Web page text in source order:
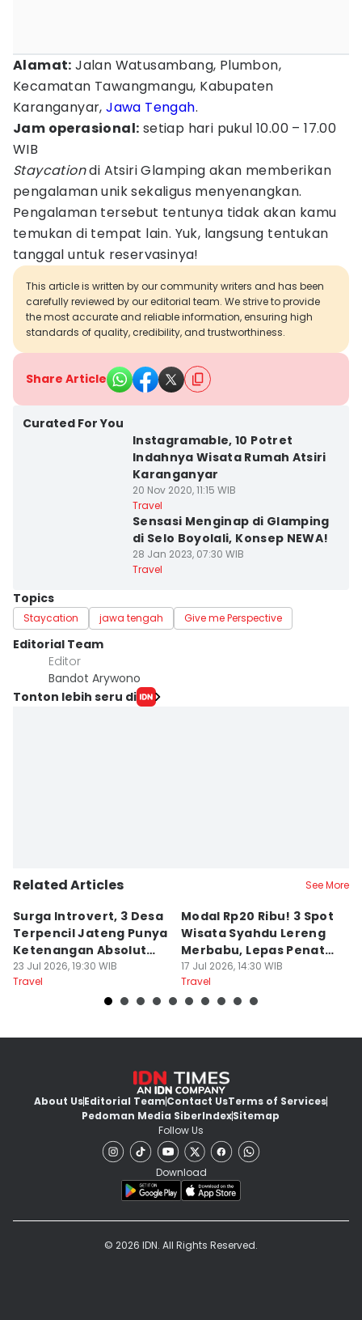
Alamat: Jalan Watusambang, Plumbon,
Kecamatan Tawangmangu, Kabupaten
Karanganyar,Jawa Tengah.
Jam operasional: setiap hari pukul 10.00 – 17.00
WIB
Staycationdi Atsiri Glamping akan memberikan
pengalaman unik sekaligus menyenangkan.
Pengalaman tersebut tentunya tidak akan kamu
temukan di tempat lain. Yuk, langsung tentukan
tanggal untuk reservasinya!
This article is written by our community writers and has been
carefully reviewed by our editorial team. We strive to provide
the most accurate and reliable information, ensuring high
standards of quality, credibility, and trustworthiness.
Share Article
Curated For You
Instagramable, 10 Potret
Indahnya Wisata Rumah Atsiri
Karanganyar
20 Nov 2020, 11:15 WIB
Travel
Sensasi Menginap di Glamping
di Selo Boyolali, Konsep NEWA!
28 Jan 2023, 07:30 WIB
Travel
Topics
Staycation jawa tengah Give me Perspective
Editorial Team
Editor
Bandot Arywono
Tonton lebih seru di
Related Articles See More
Surga Introvert, 3 Desa
Terpencil Jateng Punya
Ketenangan Absolut
Untuk Disconect
23 Jul 2026, 19:30 WIB
Travel
Modal Rp20 Ribu! 3 Spot
Wisata Syahdu Lereng
Merbabu, Lepas Penat
akhir Pekan!
17 Jul 2026, 14:30 WIB
Travel
About UsEditorial TeamContact UsTerms of Services
Pedoman Media SiberIndexSitemap
Follow Us
Download
© 2026 IDN. All Rights Reserved.